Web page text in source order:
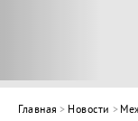
Главная > Новости >